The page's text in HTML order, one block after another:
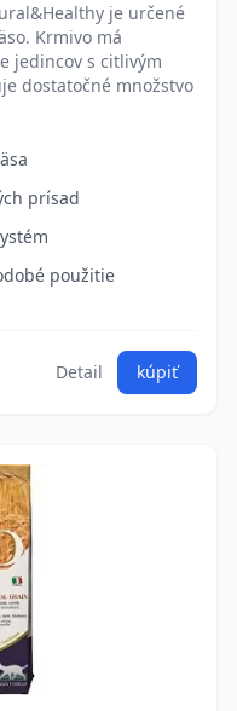
je určené
Krmivo má
jedincov s citlivým
dostatočné množstvo
prísad
použitie
Detail kúpiť